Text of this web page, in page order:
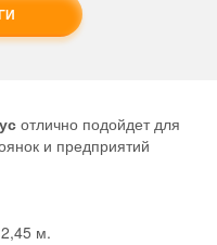
отлично подойдет для
и предприятий
м.